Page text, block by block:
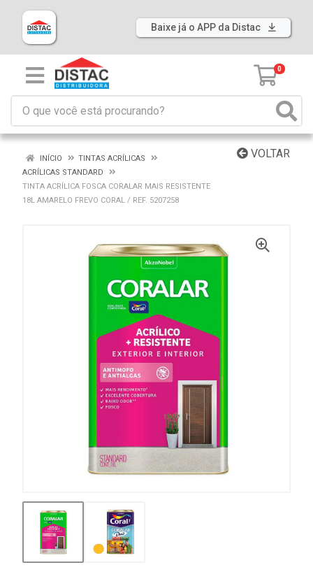
Baixe já o APP da Distac
0
VOLTAR
INÍCIO
TINTAS ACRÍLICAS
ACRÍLICAS STANDARD
TINTA ACRÍLICA FOSCA CORALAR MAIS RESISTENTE
18L AMARELO FREVO CORAL / REF. 5207258